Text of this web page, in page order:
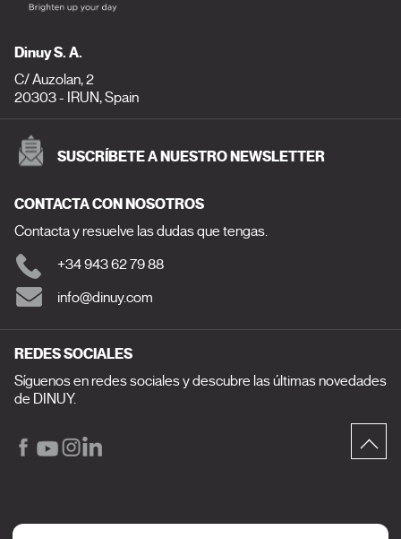
Dinuy S. A.
C/ Auzolan, 2
20303 - IRUN, Spain
SUSCRÍBETE A NUESTRO NEWSLETTER
CONTACTA CON NOSOTROS
Contacta y resuelve las dudas que tengas.
+34 943 62 79 88
info@dinuy.com
REDES SOCIALES
Síguenos en redes sociales y descubre las últimas novedades
de DINUY.